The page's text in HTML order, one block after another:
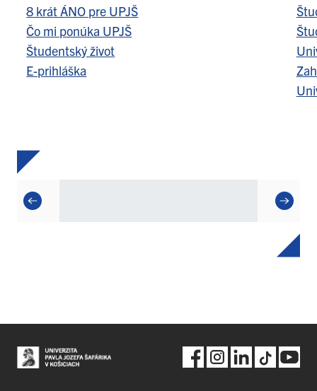
8 krát ÁNO pre UPJŠ
Čo mi ponúka UPJŠ
Študentský život
E-prihláška